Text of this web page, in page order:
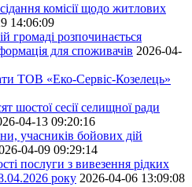
комісії щодо житлових
14:06:09
громаді розпочинається
для споживачів 2026-04-
ТОВ «Еко-Сервіс-Козелець»
шостої сесії селищної ради
04-13 09:20:16
учасників бойових дій
04-09 09:29:14
послуги з вивезення рідких
року 2026-04-06 13:09:08